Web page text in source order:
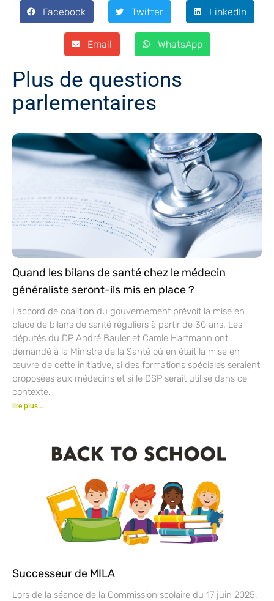
Facebook Twitter LinkedIn
Email WhatsApp
Plus de questions
parlementaires
Quand les bilans de santé chez le médecin
généraliste seront-ils mis en place ?
L’accord de coalition du gouvernement prévoit la mise en
place de bilans de santé réguliers à partir de 30 ans. Les
députés du DP André Bauler et Carole Hartmann ont
demandé à la Ministre de la Santé où en était la mise en
œuvre de cette initiative, si des formations spéciales seraient
proposées aux médecins et si le DSP serait utilisé dans ce
contexte.
lire plus...
Successeur de MILA
Lors de la séance de la Commission scolaire du 17 juin 2025,